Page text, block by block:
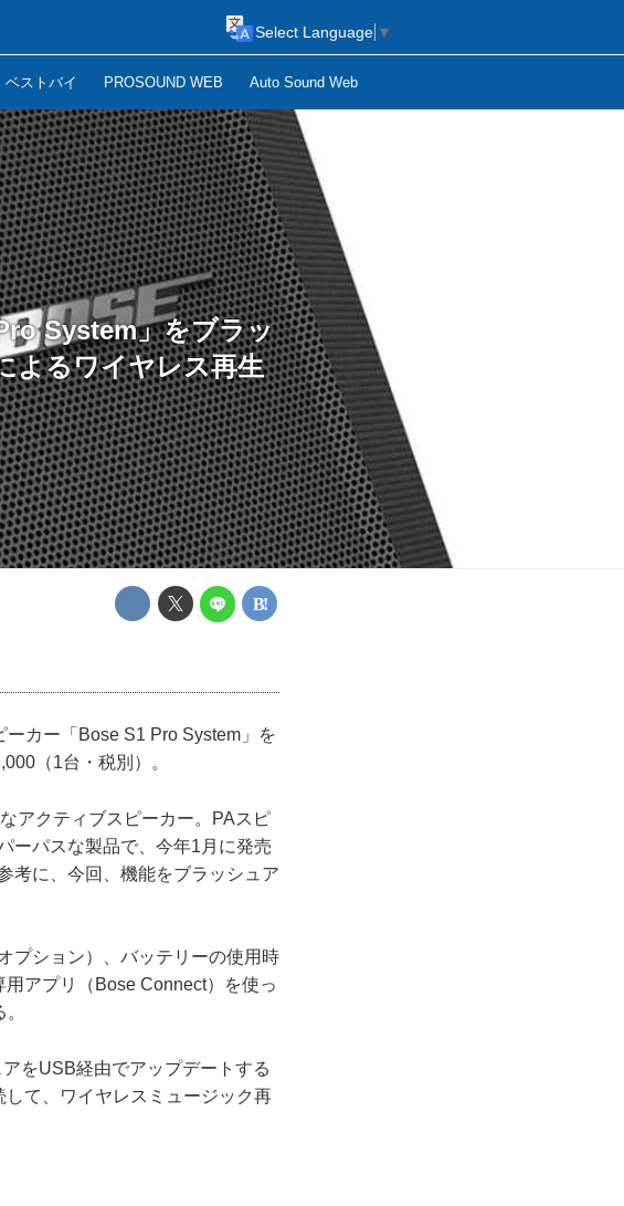
ベストバイ PROSOUND WEB Auto Sound Web
Select Language ▼
System」をブラッ
よるワイヤレス再生
カー「Bose S1 Pro System」を
（1台・税別）。
アクティブスピーカー。PAスピ
ーパスな製品で、今年1月に発売
考に、今回、機能をブラッシュア
プション）、バッテリーの使用時
アプリ（Bose Connect）を使っ
をUSB経由でアップデートする
て、ワイヤレスミュージック再